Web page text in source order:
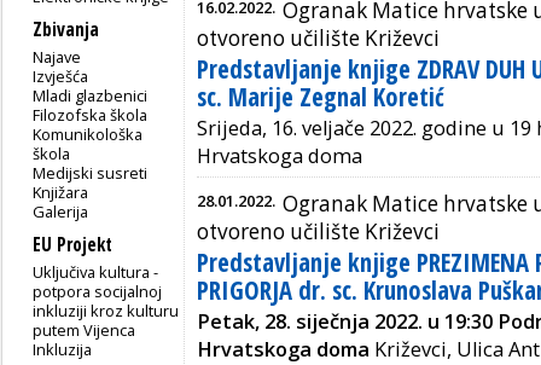
Zbivanja
Najave
Izvješća
Mladi glazbenici
Filozofska škola
Komunikološka
škola
Medijski susreti
Knjižara
Galerija
EU Projekt
Uključiva kultura -
potpora socijalnoj
inkluziji kroz kulturu
putem Vijenca
Inkluzija
16.02.2022. Ogranak Matice hrvatske
otvoreno učilište Križevci
Predstavljanje knjige ZDRAV DUH
sc. Marije Zegnal Koretić
Srijeda, 16. veljače 2022. godine u
Hrvatskoga doma
28.01.2022. Ogranak Matice hrvatske
otvoreno učilište Križevci
Predstavljanje knjige PREZIMENA
PRIGORJA dr. sc. Krunoslava
Petak, 28. siječnja 2022. u 19:30
Hrvatskoga doma Križevci, Ulica